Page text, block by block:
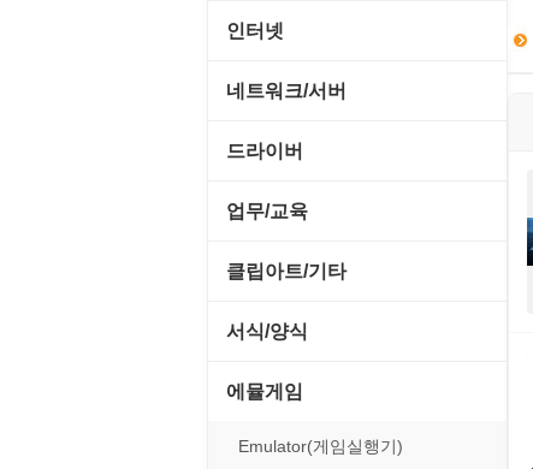
아케이드/액션
앱플레이어
온라인게임
전략/시뮬레이션
비디오 재생기
사운드 에디터
사운드 재생기
이미지 뷰어
바이러스 백신
압축파일 관리
파일/디스크
하드웨어 관련
Prometheus
실행기/툴바
운영체제 ISO/Image
커서/아이콘 툴
폰트관리/인쇄
인터넷
FTP/텔넷/통신
사이트 저작도구
원격도구
웹 브라우저
웹 유틸리티
네트워크/서버
FTP 서버
백오피스/.NET
웹 서버
드라이버
SCSI/IDE/USB
비디오/모니터
사운드카드
업무/교육
MS 오피스 관련
클립아트/기타
동영상 클립
서식/양식
경찰청-감사
경찰청-경무
에뮬게임
Emulator(게임실행기)